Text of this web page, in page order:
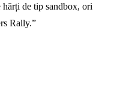
hărți de tip sandbox, ori
Rally.”